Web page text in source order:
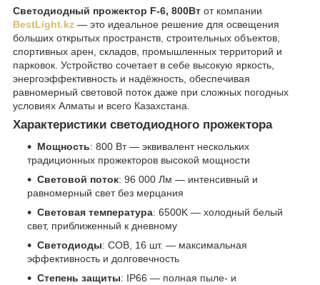
Светодиодный прожектор F-6, 800Вт от компании
BestLight.kz — это идеальное решение для освещения
больших открытых пространств, строительных объектов,
спортивных арен, складов, промышленных территорий и
парковок. Устройство сочетает в себе высокую яркость,
энергоэффективность и надёжность, обеспечивая
равномерный световой поток даже при сложных погодных
условиях Алматы и всего Казахстана.
Характеристики светодиодного прожектора
Мощность: 800 Вт — эквивалент нескольких
традиционных прожекторов высокой мощности
Световой поток: 96 000 Лм — интенсивный и
равномерный свет без мерцания
Световая температура: 6500K — холодный белый
свет, приближенный к дневному
Светодиоды: COB, 16 шт. — максимальная
эффективность и долговечность
Степень защиты: IP66 — полная пыле- и